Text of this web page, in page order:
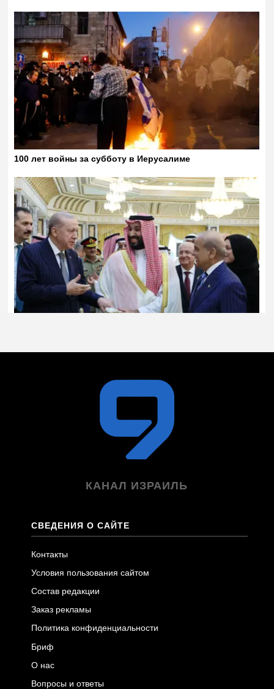
КАНАЛ ИЗРАИЛЬ
СВЕДЕНИЯ О САЙТЕ
Контакты
Условия пользования сайтом
Состав редакции
Заказ рекламы
Политика конфиденциальности
Бриф
О нас
Вопросы и ответы